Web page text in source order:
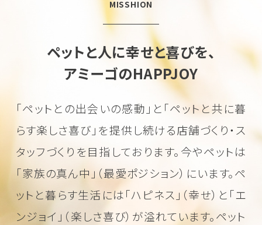
MISSHION
ペットと人に幸せと喜びを、
アミーゴのHAPPJOY
「ペットとの出会いの感動」と「ペットと共に暮
らす楽しさ喜び」を提供し続ける店舗づくり・ス
タッフづくりを目指しております。 今やペットは
「家族の真ん中」（最愛ポジション）にいます。ペ
ットと暮らす生活には「ハピネス」（幸せ）と「エ
ンジョイ」（楽しさ喜び）が溢れています。ペット